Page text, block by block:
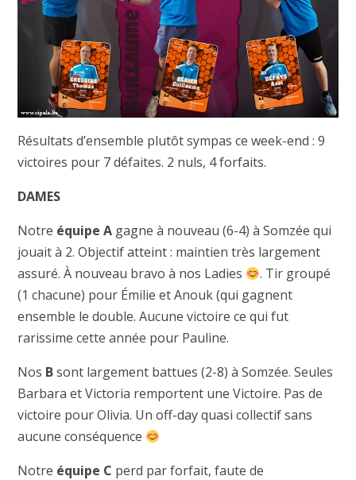
Résultats d’ensemble plutôt sympas ce week-end : 9
victoires pour 7 défaites. 2 nuls, 4 forfaits.
DAMES
Notre équipe Agagne à nouveau (6-4) à Somzée qui
jouait à 2. Objectif atteint : maintien très largement
assuré. À nouveau bravo à nos Ladies
. Tir groupé
(1 chacune) pour Émilie et Anouk (qui gagnent
ensemble le double. Aucune victoire ce qui fut
rarissime cette année pour Pauline.
Nos Bsont largement battues (2-8) à Somzée. Seules
Barbara et Victoria remportent une Victoire. Pas de
victoire pour Olivia. Un off-day quasi collectif sans
aucune conséquence
Notre équipe C perd par forfait, faute de